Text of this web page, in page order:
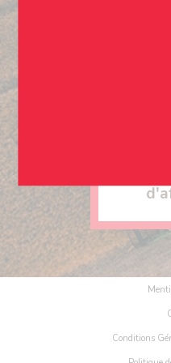
Conditions